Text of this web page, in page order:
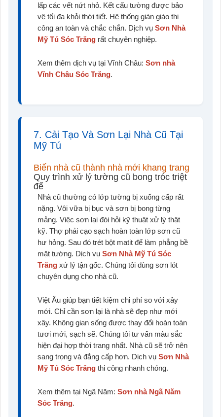
lấp các vết nứt nhỏ. Kết cấu tường được bảo
vệ tối đa khỏi thời tiết. Hệ thống giàn giáo thi
công an toàn và chắc chắn. Dịch vụ Sơn Nhà
Mỹ Tú Sóc Trăng rất chuyên nghiệp.
Xem thêm dịch vụ tại Vĩnh Châu: Sơn nhà
Vĩnh Châu Sóc Trăng.
7. Cải Tạo Và Sơn Lại Nhà Cũ Tại
Mỹ Tú
Biến nhà cũ thành nhà mới khang trang
Quy trình xử lý tường cũ bong tróc triệt
để
Nhà cũ thường có lớp tường bị xuống cấp rất
nặng. Vôi vữa bị bục và sơn bị bong từng
mảng. Việc sơn lại đòi hỏi kỹ thuật xử lý thật
kỹ. Thợ phải cạo sạch hoàn toàn lớp sơn cũ
hư hỏng. Sau đó trét bột matit để làm phẳng bề
mặt tường. Dịch vụ Sơn Nhà Mỹ Tú Sóc
Trăng xử lý tận gốc. Chúng tôi dùng sơn lót
chuyên dụng cho nhà cũ.
Việt Âu giúp bạn tiết kiệm chi phí so với xây
mới. Chỉ cần sơn lại là nhà sẽ đẹp như mới
xây. Không gian sống được thay đổi hoàn toàn
tươi mới, sạch sẽ. Chúng tôi tư vấn màu sắc
hiện đại hợp thời trang nhất. Nhà cũ sẽ trở nên
sang trọng và đẳng cấp hơn. Dịch vụ Sơn Nhà
Mỹ Tú Sóc Trăng thi công nhanh chóng.
Xem thêm tại Ngã Năm: Sơn nhà Ngã Năm
Sóc Trăng.